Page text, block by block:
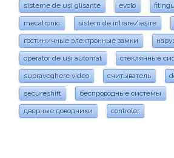
sisteme de uși glisante evolo
mecatronic sistem de intrare/ieșire
гостиничные электронные замки
operator de uși automat стеклянные
supraveghere video считыватель
secureshift беспроводные системы
дверные доводчики controler